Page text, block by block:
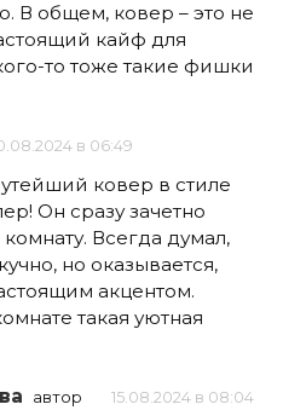
В общем, ковер – это не
кайф для
то тоже такие фишки
в 06:49
ковер в стиле
Он сразу зачетно
Всегда думал,
но оказывается,
акцентом.
такая уютная
автор 15.08.2024 в 08:04